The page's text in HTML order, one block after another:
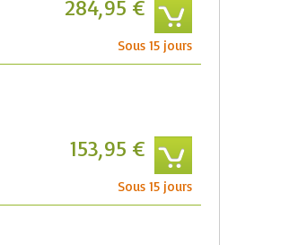
Sous 15 jours
284,95 €
Sous 15 jours
153,95 €